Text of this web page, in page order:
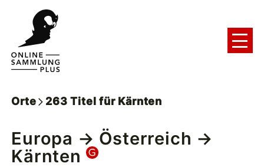
Orte 263 Titel für Kärnten
Europa → Österreich →
Kärnten